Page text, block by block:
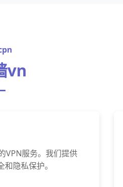
vn
VPN服务。我们提供
隐私保护。